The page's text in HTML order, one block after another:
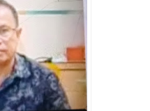
GERAK CEPAT PEMPROV SULUT
Aug 04, 2026
RESES IRENE GOLDA PINONTOAN
Aug 2026
RESES II DPRD SULUT, ROYKE
Aug 03, 2026
RESES II 2026, EUGENIE MANTIRI